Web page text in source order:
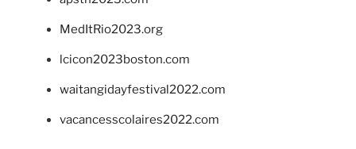
MedItRio2023.org
lcicon2023boston.com
waitangidayfestival2022.com
vacancesscolaires2022.com